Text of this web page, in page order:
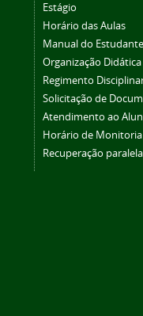
Estágio
Horário das Aulas
Manual do Estudante
Organização Didática
Regimento
Solicitação de
Atendimento ao
Horário de Monitoria
Recuperação paralela